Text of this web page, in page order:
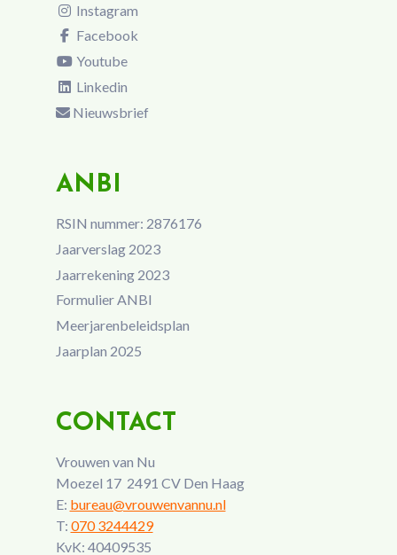
Instagram
Facebook
Youtube
Linkedin
Nieuwsbrief
ANBI
RSIN nummer: 2876176
Jaarverslag 2023
Jaarrekening 2023
Formulier ANBI
Meerjarenbeleidsplan
Jaarplan 2025
CONTACT
Vrouwen van Nu
Moezel 17 2491 CV Den Haag
E: bureau@vrouwenvannu.nl
T: 070 3244429
KvK: 40409535